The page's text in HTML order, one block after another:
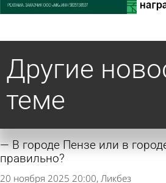
Другие
теме
В городе Пензе или в
правильно?
20 ноября 2025 20:00 Ликбез